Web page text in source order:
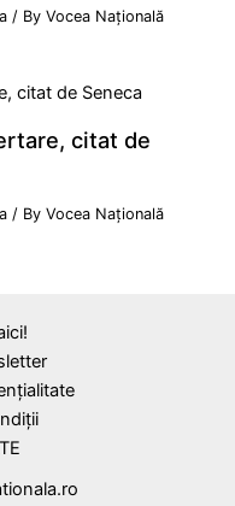
/ ByVocea Națională
citat de
/ ByVocea Națională